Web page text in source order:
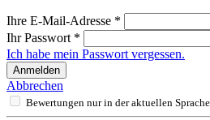
Ihre E-Mail-Adresse *
Ihr Passwort *
Ich habe mein Passwort vergessen.
Anmelden
Abbrechen
Bewertungen nur in der aktuellen Sprache